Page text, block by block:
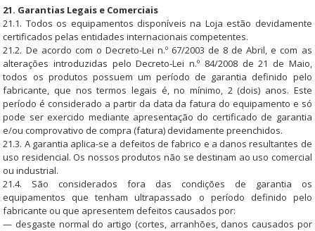
21. Garantias Legais e Comerciais
21.1. Todos os equipamentos disponíveis na Loja estão devidamente
certificados pelas entidades internacionais competentes.
21.2. De acordo com o Decreto-Lei n.º 67/2003 de 8 de Abril, e com as
alterações introduzidas pelo Decreto-Lei n.º 84/2008 de 21 de Maio,
todos os produtos possuem um período de garantia definido pelo
fabricante, que nos termos legais é, no mínimo, 2 (dois) anos. Este
período é considerado a partir da data da fatura do equipamento e só
pode ser exercido mediante apresentação do certificado de garantia
e/ou comprovativo de compra (fatura) devidamente preenchidos.
21.3. A garantia aplica-se a defeitos de fabrico e a danos resultantes de
uso residencial. Os nossos produtos não se destinam ao uso comercial
ou industrial.
21.4. São considerados fora das condições de garantia os
equipamentos que tenham ultrapassado o período definido pelo
fabricante ou que apresentem defeitos causados por:
— desgaste normal do artigo (cortes, arranhões, danos causados por